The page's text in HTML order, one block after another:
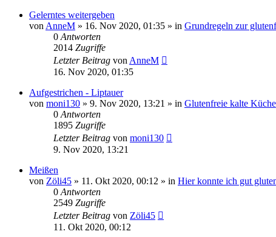
Gelerntes weitergeben
von AnneM » 16. Nov 2020, 01:35 » in Grundregeln zur
0 Antworten
2014 Zugriffe
Letzter Beitrag von AnneM
16. Nov 2020, 01:35
Aufgestrichen - Liptauer
von moni130 » 9. Nov 2020, 13:21 » in Glutenfreie kalte Küche
0 Antworten
1895 Zugriffe
Letzter Beitrag von moni130
9. Nov 2020, 13:21
Meißen
von Zöli45 » 11. Okt 2020, 00:12 » in Hier konnte ich gut
0 Antworten
2549 Zugriffe
Letzter Beitrag von Zöli45
11. Okt 2020, 00:12